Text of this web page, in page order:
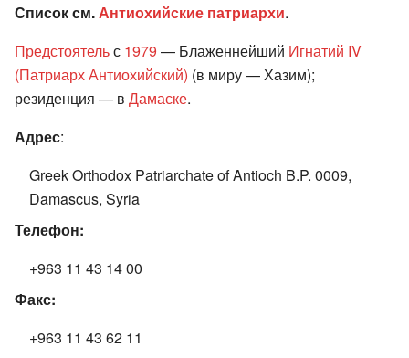
Список см. Антиохийские патриархи.
Предстоятельс 1979 — Блаженнейший Игнатий IV
(Патриарх Антиохийский) (в миру — Хазим);
резиденция — в Дамаске.
Адрес:
Greek Orthodox Patriarchate of Antioch B.P. 0009,
Damascus, Syria
Телефон:
+963 11 43 14 00
Факс:
+963 11 43 62 11